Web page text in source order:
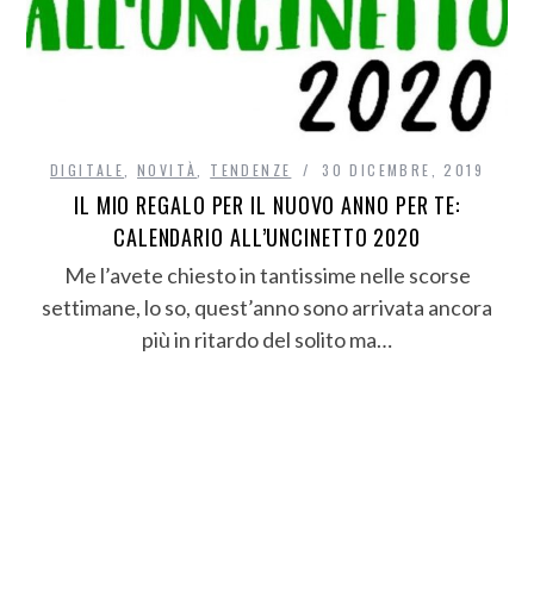
DIGITALE, NOVITÀ, TENDENZE 30 DICEMBRE, 2019
IL MIO REGALO PER IL NUOVO ANNO PER TE:
CALENDARIO ALL’UNCINETTO 2020
Me l’avete chiesto in tantissime nelle scorse
settimane, lo so, quest’anno sono arrivata ancora
più in ritardo del solito ma…